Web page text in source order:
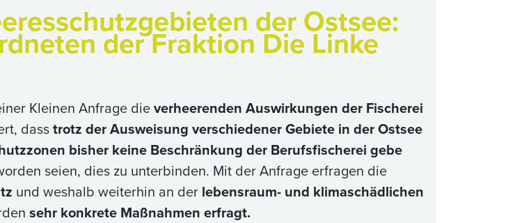
der Ostsee:
der Fraktion Die Linke
Kleinen Anfrage dieverheerenden Auswirkungen der Fischerei
dasstrotz der Ausweisung verschiedener Gebiete in der Ostsee
bisher keine Beschränkung der Berufsfischerei gebe
seien, dies zu unterbinden. Mit der Anfrage erfragen die
und weshalb weiterhin an der lebensraum- und klimaschädlichen
sehr konkrete Maßnahmen erfragt.